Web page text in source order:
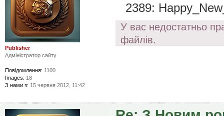
2389:
У вас недостатньо
файлів.
Publisher
Адміністратор сайту
Повідомлення: 1100
Images: 18
З нами з: 15 червня 2012, 11:42